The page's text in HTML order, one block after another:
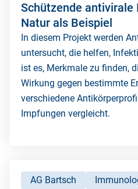
Schützende
Natur als Beispiel
In diesem Projekt werden
untersucht, die helfen,
ist es, Merkmale zu finden,
Wirkung gegen bestimmte
verschiedene
Impfungen vergleicht.
AG Bartsch